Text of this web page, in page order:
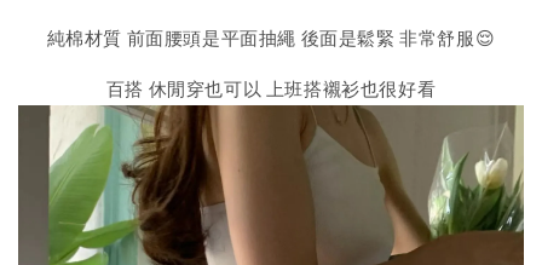
純棉材質 前面腰頭是平面抽繩 後面是鬆緊 非常舒服😌
百搭 休閒穿也可以 上班搭襯衫也很好看